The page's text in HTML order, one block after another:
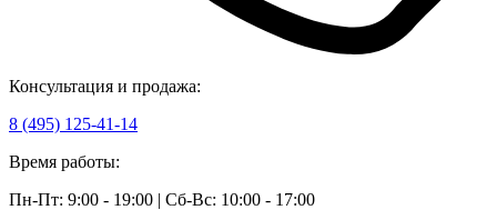
Консультация и продажа:
8 (495) 125-41-14
Время работы:
Пн-Пт: 9:00 - 19:00 | Сб-Вс: 10:00 - 17:00